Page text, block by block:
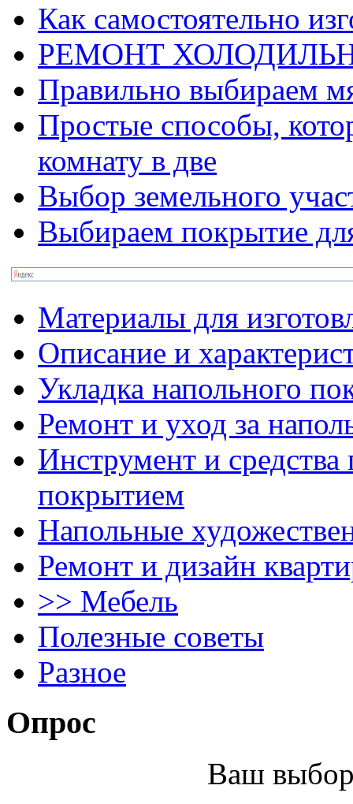
Как самостоятельно
РЕМОНТ
Правильно выбираем
Простые способы,
комнату в две
Выбор земельного
Выбираем покрытие
Материалы для
Описание и
Укладка напольного
Ремонт и уход за
Инструмент и
покрытием
Напольные
Ремонт и дизайн
>> Мебель
Полезные советы
Разное
Опрос
Ваш выбор